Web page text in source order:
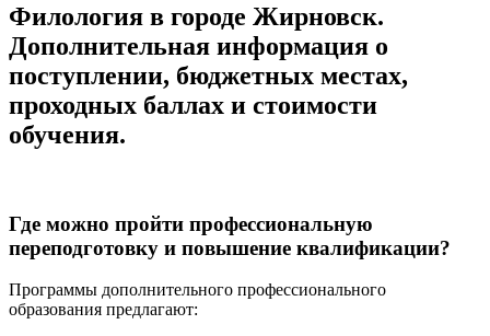
Филология в городе Жирновск.
Дополнительная информация о
поступлении, бюджетных местах,
проходных баллах и стоимости
обучения.
Где можно пройти профессиональную
переподготовку и повышение квалификации?
Программы дополнительного профессионального
образования предлагают: